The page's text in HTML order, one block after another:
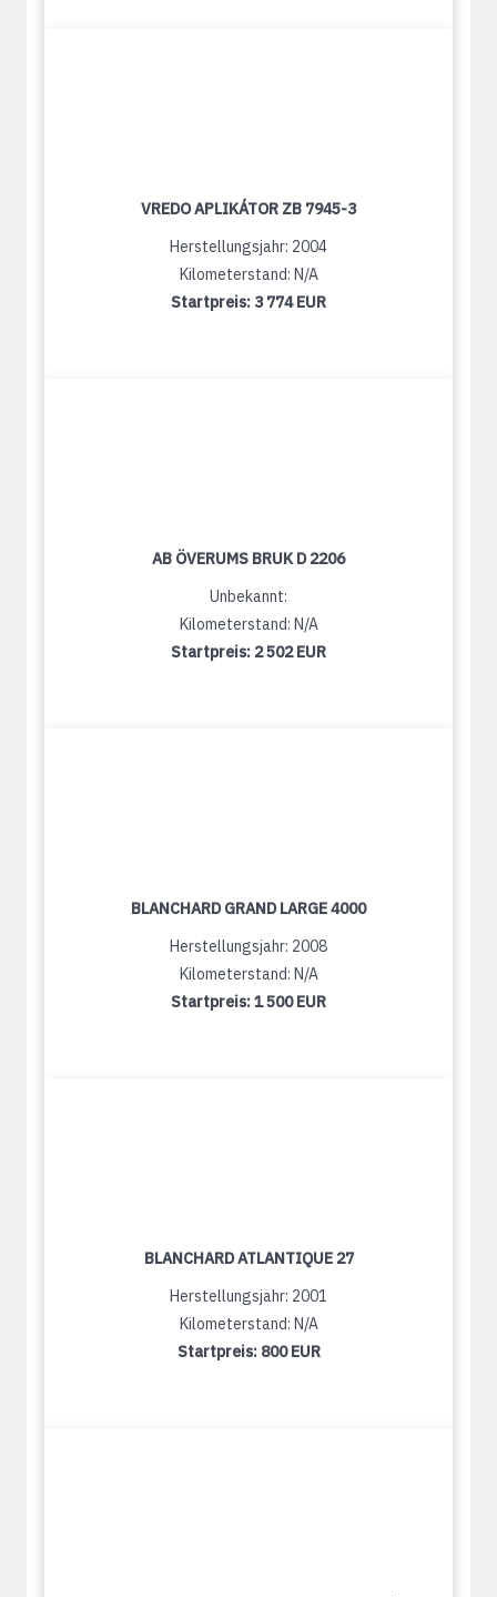
VREDO APLIKÁTOR ZB 7945-3
Herstellungsjahr: 2004
Kilometerstand: N/A
Startpreis: 3 774 EUR
AB ÖVERUMS BRUK D 2206
Unbekannt:
Kilometerstand: N/A
Startpreis: 2 502 EUR
BLANCHARD GRAND LARGE 4000
Herstellungsjahr: 2008
Kilometerstand: N/A
Startpreis:1 500 EUR
BLANCHARD ATLANTIQUE 27
Herstellungsjahr: 2001
Kilometerstand: N/A
Startpreis: 800 EUR